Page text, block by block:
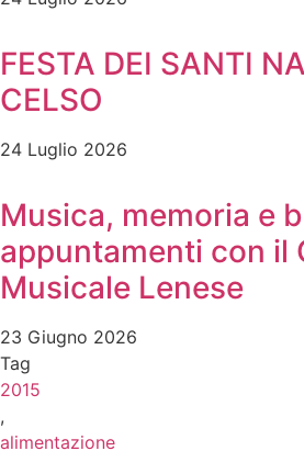
FESTA DEI SANTI
CELSO
24 Luglio 2026
Musica, memoria e
appuntamenti con il
Musicale Lenese
23 Giugno 2026
Tag
2015
,
alimentazione